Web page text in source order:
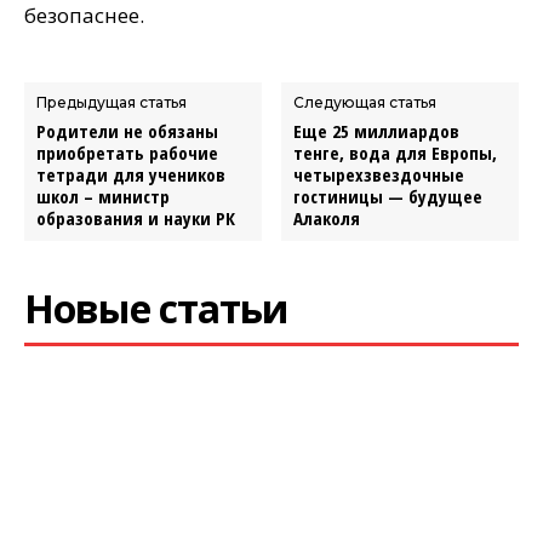
безопаснее.
Предыдущая статья
Родители не обязаны
приобретать рабочие
тетради для учеников
школ – министр
образования и науки РК
Следующая статья
Еще 25 миллиардов
тенге, вода для Европы,
четырехзвездочные
гостиницы — будущее
Алаколя
Новые статьи